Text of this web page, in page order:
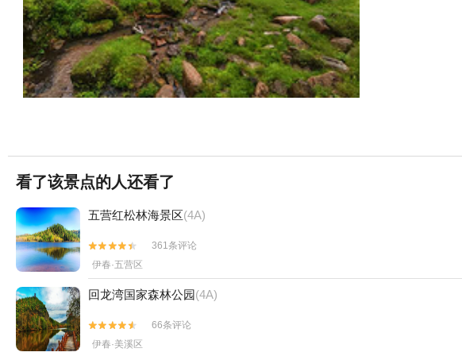
看了该景点的人还看了
五营红松林海景区(4A)


361条评论
伊春·五营区
回龙湾国家森林公园(4A)


66条评论
伊春·美溪区